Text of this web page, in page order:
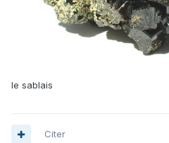
le sablais
Citer